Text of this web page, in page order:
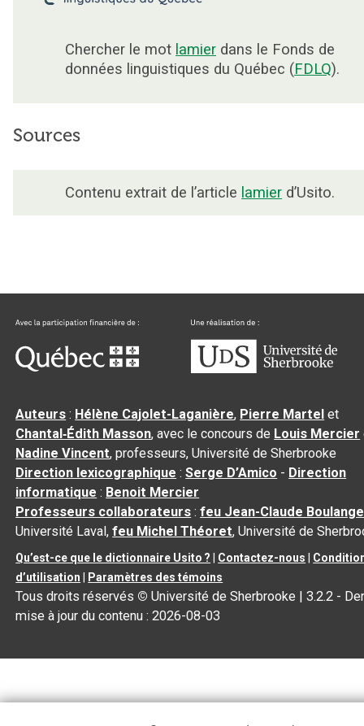
Chercher le mot lamier dans le Fonds de
données linguistiques du Québec (FDLQ).
Sources
Contenu extrait de l’article lamier d’Usito.
Auteurs : Hélène Cajolet-Laganière, Pierre Martel et
Chantal‑Édith Masson, avec le concours de Louis Mercier
Nadine Vincent, professeurs, Université de Sherbrooke
Direction lexicographique :Serge D’Amico - Direction
informatique : Benoit Mercier
Professeurs collaborateurs :feu Jean-Claude
Université Laval,feu Michel Théoret, Université de
Qu’est-ce que le dictionnaire Usito ? Contactez-nous
d’utilisation
Paramètres des témoins
Tous droits réservés © Université de Sherbrooke |3.2.2 -
mise à jour du contenu :2026-08-03